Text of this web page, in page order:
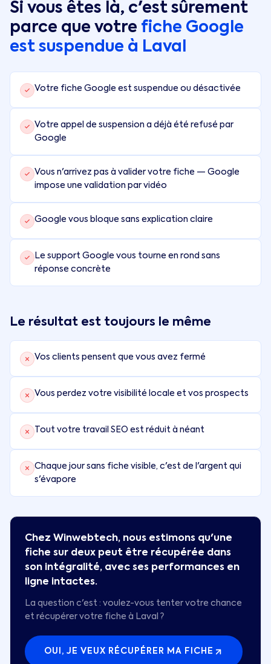
Si vous êtes là, c'est sûrement
parce que votre fiche Google
est suspendue à Laval
Votre fiche Google est suspendue ou désactivée
Votre appel de suspension a déjà été refusé par
Google
Vous n'arrivez pas à valider votre fiche — Google
impose une validation par vidéo
Google vous bloque sans explication claire
Le support Google vous tourne en rond sans
réponse concrète
Le résultat est toujours le même
Vos clients pensent que vous avez fermé
Vous perdez votre visibilité locale et vos prospects
Tout votre travail SEO est réduit à néant
Chaque jour sans fiche visible, c'est de l'argent qui
s'évapore
Chez Winwebtech, nous estimons qu'une
fiche sur deux peut être récupérée dans
son intégralité, avec ses performances en
ligne intactes.
La question c'est : voulez-vous tenter votre chance
et récupérer votre fiche à Laval ?
OUI, JE VEUX RÉCUPÉRER MA FICHE